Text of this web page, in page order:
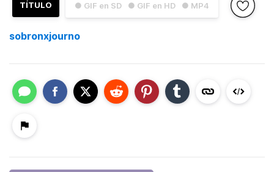
● GIF en SD ● GIF en HD ● MP4
TÍTULO
sobronxjourno